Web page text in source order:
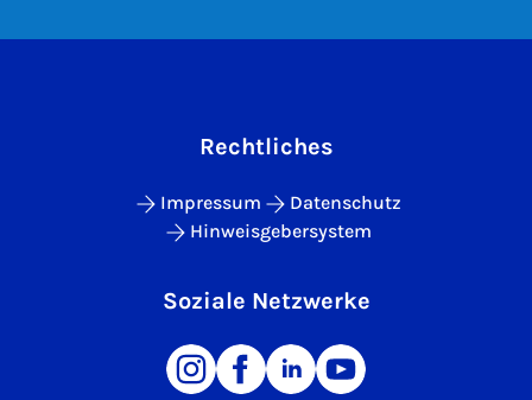
Rechtliches
Impressum
Datenschutz
Hinweisgebersystem
Soziale Netzwerke